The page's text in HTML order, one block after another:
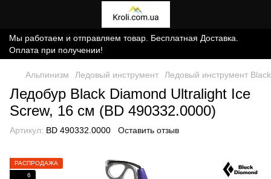
Мы работаем и отправляем товар. Бесплатная Доставка.
Оплата при получении!
Альпинизм Ледовый инструмент Ледовый инструмент
Ледобур Black Diamond Ultralight Ice
Screw, 16 см (BD 490332.0000)
Артикул: BD 490332.0000 Оставить отзыв
РАСПРОДАЖА
6